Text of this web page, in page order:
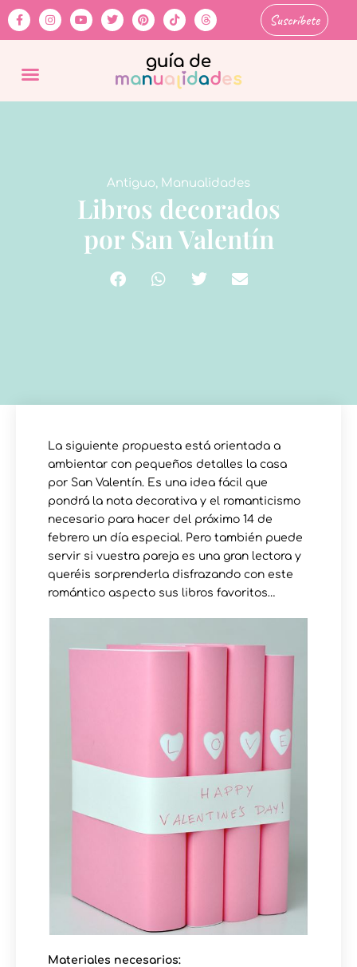
Suscríbete
Antiguo, Manualidades
Libros decorados
por San Valentín
La siguiente propuesta está orientada a
ambientar con pequeños detalles la casa
por San Valentín. Es una idea fácil que
pondrá la nota decorativa y el romanticismo
necesario para hacer del próximo 14 de
febrero un día especial. Pero también puede
servir si vuestra pareja es una gran lectora y
queréis sorprenderla disfrazando con este
romántico aspecto sus libros favoritos…
Materiales necesarios: